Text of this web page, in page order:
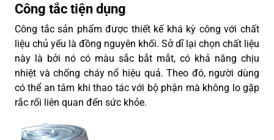
Công tắc tiện dụng
Công tắc sản phẩm được thiết kế khá kỳ công với chất
liệu chủ yếu là đồng nguyên khối. Sở dĩ lại chọn chất liệu
này là bởi nó có màu sắc bắt mắt, có khả năng chịu
nhiệt và chống cháy nổ hiệu quả. Theo đó, người dùng
có thể an tâm khi thao tác với bộ phận mà không lo gặp
rắc rối liên quan đến sức khỏe.